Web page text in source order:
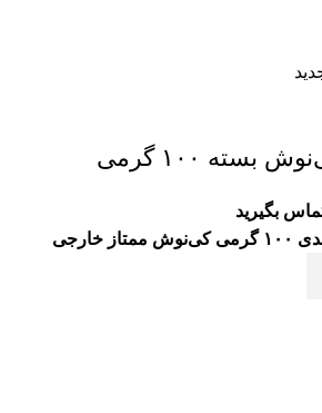
۱۰۰ گرمی
بگیرید
خارجی